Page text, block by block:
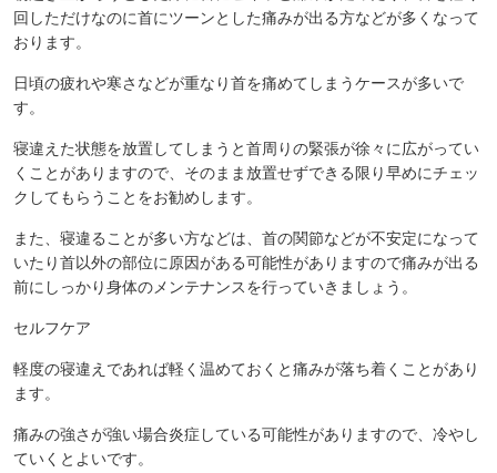
回しただけなのに首にツーンとした痛みが出る方などが多くなって
おります。
日頃の疲れや寒さなどが重なり首を痛めてしまうケースが多いで
す。
寝違えた状態を放置してしまうと首周りの緊張が徐々に広がってい
くことがありますので、そのまま放置せずできる限り早めにチェッ
クしてもらうことをお勧めします。
また、寝違ることが多い方などは、首の関節などが不安定になって
いたり首以外の部位に原因がある可能性がありますので痛みが出る
前にしっかり身体のメンテナンスを行っていきましょう。
セルフケア
軽度の寝違えであれば軽く温めておくと痛みが落ち着くことがあり
ます。
痛みの強さが強い場合炎症している可能性がありますので、冷やし
ていくとよいです。